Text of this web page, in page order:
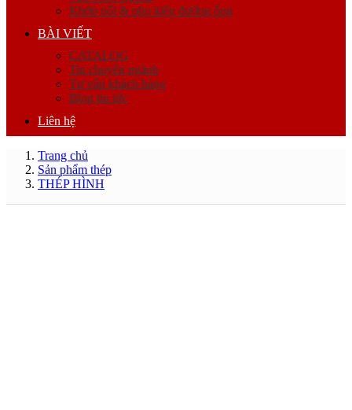
Khớp nối & phụ kiện đường ống
BÀI VIẾT
CATALOG
Tin chuyên ngành
Tư vấn khách hàng
Blog tin tức
Liên hệ
Trang chủ
Sản phẩm thép
THÉP HÌNH